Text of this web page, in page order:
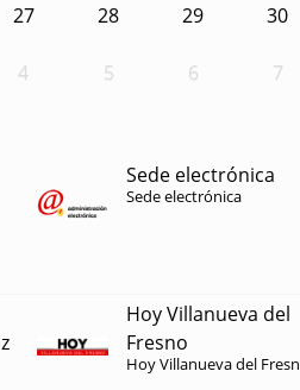
27 28 29 30
4 5 6 7
Sede electrónica
Sede electrónica
Hoy Villanueva del
Fresno
Hoy Villanueva del